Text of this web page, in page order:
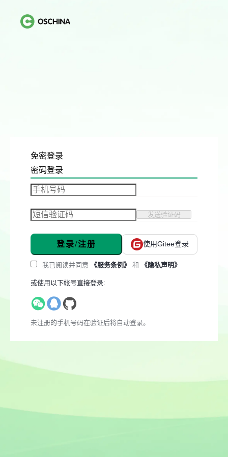
免密登录
密码登录
发送验证码
登录/注册 使用Gitee登录
我已阅读并同意 《服务条例》 和 《隐私声明》
或使用以下帐号直接登录:
未注册的手机号码在验证后将自动登录。